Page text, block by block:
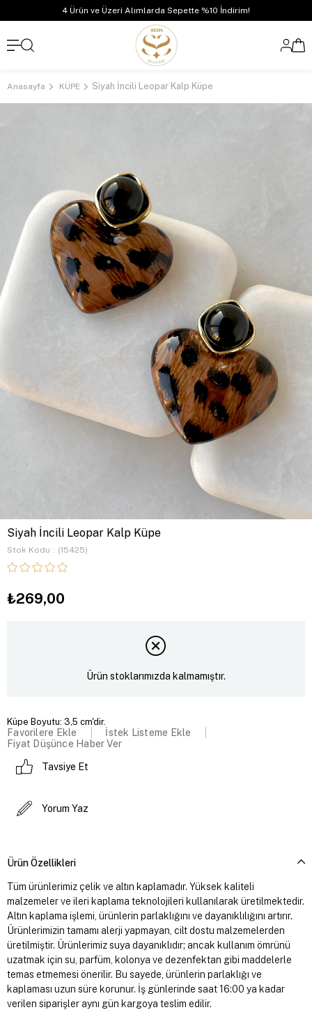
4 Ürün ve Üzeri Alımlarda Sepette %10 İndirim!
Anasayfa KÜPE Siyah İncili Leopar Kalp Küpe
Siyah İncili Leopar Kalp Küpe
Stok Kodu (15425)
₺269,00
Ürün stoklarımızda kalmamıştır.
Küpe Boyutu: 3,5 cm'dir.
Favorilere Ekle
İstek Listeme Ekle
Fiyat Düşünce Haber Ver
Tavsiye Et
Yorum Yaz
Ürün Özellikleri
Tüm ürünlerimiz çelik ve altın kaplamadır. Yüksek kaliteli
malzemeler ve ileri kaplama teknolojileri kullanılarak üretilmektedir.
Altın kaplama işlemi, ürünlerin parlaklığını ve dayanıklılığını artırır.
Ürünlerimizin tamamı alerji yapmayan, cilt dostu malzemelerden
üretilmiştir. Ürünlerimiz suya dayanıklıdır; ancak kullanım ömrünü
uzatmak için su, parfüm, kolonya ve dezenfektan gibi maddelerle
temas etmemesi önerilir. Bu sayede, ürünlerin parlaklığı ve
kaplaması uzun süre korunur. İş günlerinde saat 16:00 ya kadar
verilen siparişler aynı gün kargoya teslim edilir.